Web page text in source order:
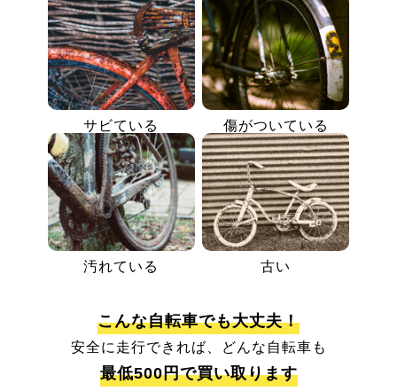
サビている 傷がついている
汚れている 古い
こんな自転車でも大丈夫！
安全に走行できれば、どんな自転車も
最低500円で買い取ります